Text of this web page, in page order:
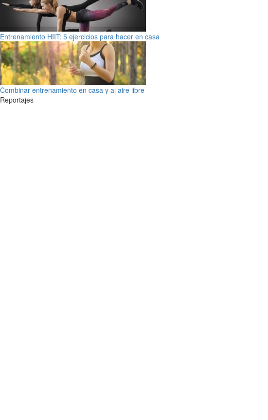
Entrenamiento HIIT: 5 ejercicios para hacer en casa
Combinar entrenamiento en casa y al aire libre
Reportajes